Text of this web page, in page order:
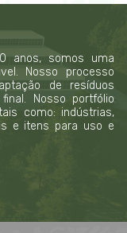
anos, somos uma
Nosso processo
de resíduos
Nosso portfólio
como: indústrias,
e itens para uso e